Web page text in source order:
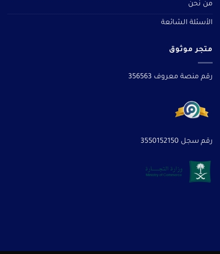
من نحن
الأسئلة الشائعة
متجر موثوق
رقم منصة معروف 356563
رقم سجل 3550152150